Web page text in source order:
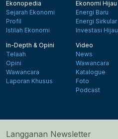
Ekonopedia
Sejarah Ekonomi
Profil
Istilah Ekonomi
Ekonomi Hijau
Energi Baru
Energi Sirkular
Investasi Hijau
In-Depth & Opini
Telaah
Opini
Wawancara
Laporan Khusus
Video
News
Wawancara
Katalogue
Foto
Podcast
Langganan Newsletter